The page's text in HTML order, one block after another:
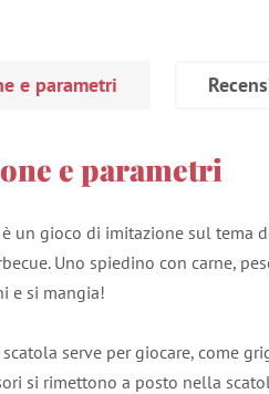
e parametri
e parametri
un gioco di imitazione sul tema
Uno spiedino con carne,
e si mangia!
serve per giocare, come
si rimettono a posto nella